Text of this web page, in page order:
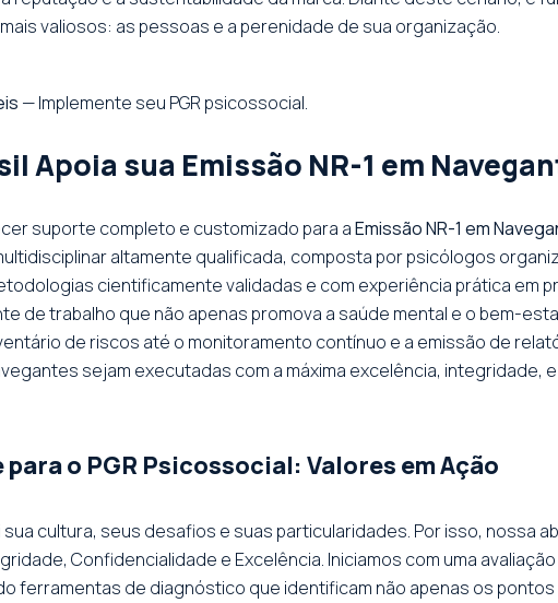
valiosos: as pessoas e a perenidade de sua organização.
— Implemente seu PGR psicossocial.
Apoia sua Emissão NR-1 em
suporte completo e customizado para aEmissão NR-1 em
altamente qualificada, composta por psicólogos
cientificamente validadas e com experiência prática em
de trabalho que não apenas promova a saúde mental e o bem-
de riscos até o monitoramento contínuo e a emissão de
sejam executadas com a máxima excelência,
o PGR Psicossocial: Valores em Ação
cultura, seus desafios e suas particularidades. Por isso, nossa
Confidencialidade e Excelência. Iniciamos com uma
ferramentas de diagnóstico que identificam não apenas os pontos